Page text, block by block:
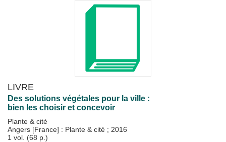
LIVRE
Des solutions végétales pour la ville :
bien les choisir et concevoir
Plante & cité
Angers [France] : Plante & cité ; 2016
1 vol. (68 p.)